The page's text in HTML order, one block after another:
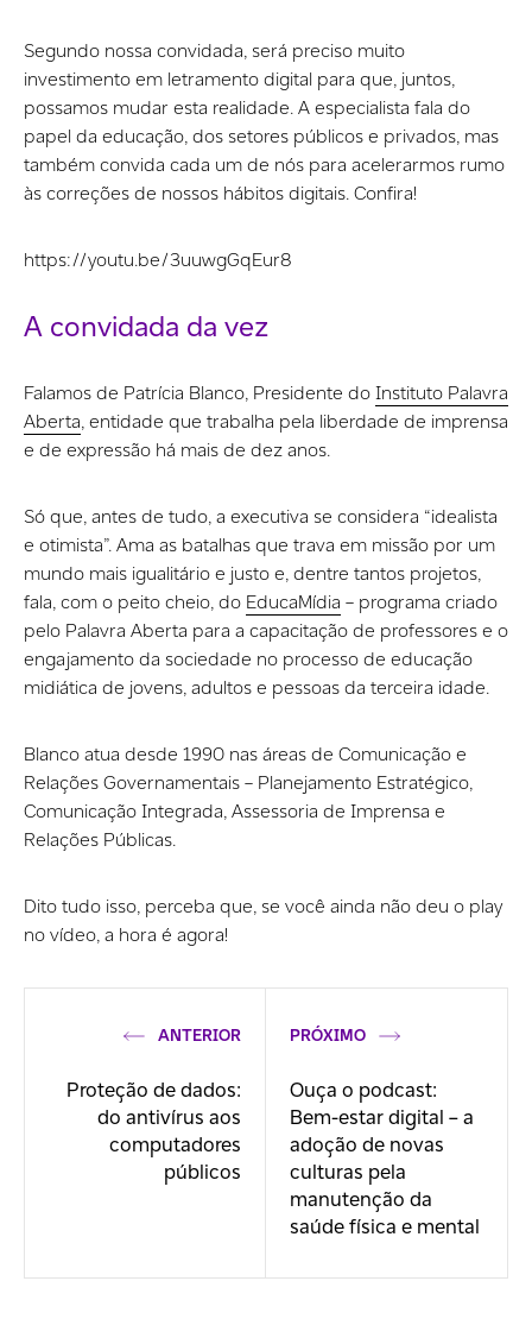
Segundo nossa convidada, será preciso muito
investimento em letramento digital para que, juntos,
possamos mudar esta realidade. A especialista fala do
papel da educação, dos setores públicos e privados, mas
também convida cada um de nós para acelerarmos rumo
às correções de nossos hábitos digitais. Confira!
https://youtu.be/3uuwgGqEur8
A convidada da vez
Falamos de Patrícia Blanco, Presidente doInstituto Palavra
Aberta, entidade que trabalha pela liberdade de imprensa
e de expressão há mais de dez anos.
Só que, antes de tudo, a executiva se considera “idealista
e otimista”. Ama as batalhas que trava em missão por um
mundo mais igualitário e justo e, dentre tantos projetos,
fala, com o peito cheio, do EducaMídia – programa criado
pelo Palavra Aberta para a capacitação de professores e o
engajamento da sociedade no processo de educação
midiática de jovens, adultos e pessoas da terceira idade.
Blanco atua desde 1990 nas áreas de Comunicação e
Relações Governamentais – Planejamento Estratégico,
Comunicação Integrada, Assessoria de Imprensa e
Relações Públicas.
Dito tudo isso, perceba que, se você ainda não deu o play
no vídeo, a hora é agora!
ANTERIOR
Proteção de dados:
do antivírus aos
computadores
públicos
PRÓXIMO
Ouça o podcast:
Bem-estar digital – a
adoção de novas
culturas pela
manutenção da
saúde física e mental